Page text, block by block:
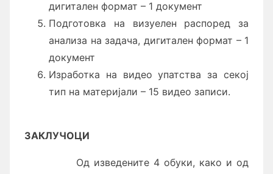
дигитален формат – 1 документ
Подготовка на визуелен распоред за
анализа на задача, дигитален формат – 1
документ
Изработка на видео упатства за секој
тип на материјали – 15 видео записи.
ЗАКЛУЧОЦИ
Од изведените 4 обуки, како и од